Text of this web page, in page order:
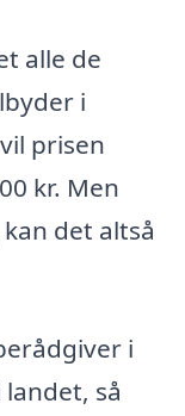
alle de
i
prisen
kr. Men
det altså
i
så